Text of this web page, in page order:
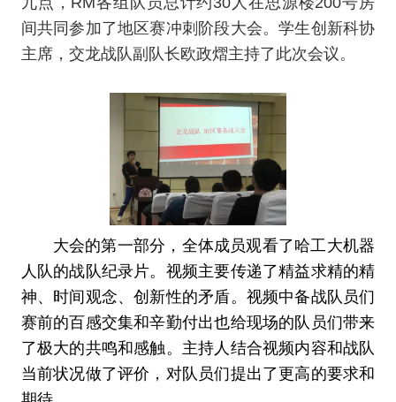
间共同参加了地区赛冲刺阶段大会。学生创新科协
主席，交龙战队副队长欧政熠主持了此次会议。
大会的第一部分，全体成员观看了哈工大机器
人队的战队纪录片。视频主要传递了精益求精的精
神、时间观念、创新性的矛盾。视频中备战队员们
赛前的百感交集和辛勤付出也给现场的队员们带来
了极大的共鸣和感触。主持人结合视频内容和战队
当前状况做了评价，对队员们提出了更高的要求和